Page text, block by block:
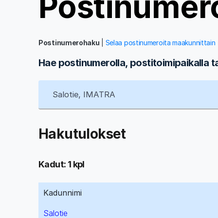
Postinumerohaku Selaa postinumeroita maakunnittain
Hae postinumerolla, postitoimipaikalla
Hakutulokset
Kadut: 1 kpl
Kadunnimi
Salotie